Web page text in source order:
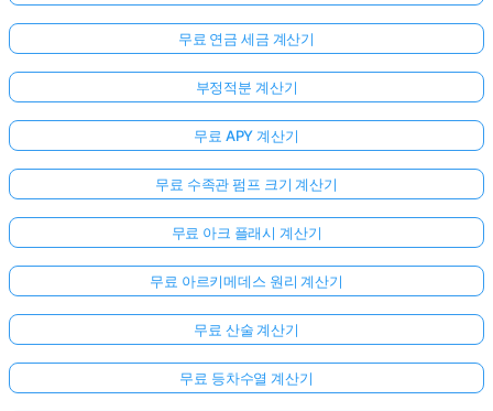
무료 연금 세금 계산기
부정적분 계산기
무료 APY 계산기
무료 수족관 펌프 크기 계산기
무료 아크 플래시 계산기
무료 아르키메데스 원리 계산기
무료 산술 계산기
무료 등차수열 계산기